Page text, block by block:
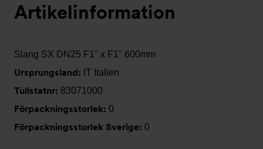
Artikelinformation
Slang SX DN25 F1" x F1" 600mm
Ursprungsland: IT Italien
Tullstatnr: 83071000
Förpackningsstorlek: 0
Förpackningsstorlek Sverige: 0